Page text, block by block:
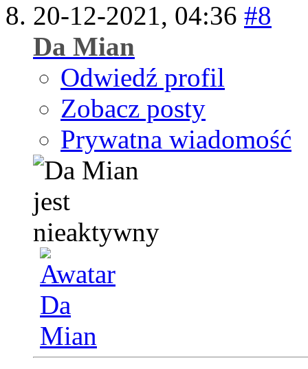
20-12-2021, 04:36 #8
Da Mian
Odwiedź profil
Zobacz posty
Prywatna wiadomość